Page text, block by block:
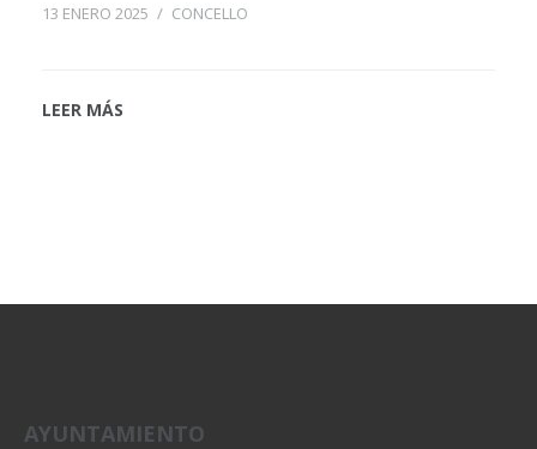
13 ENERO 2025 / CONCELLO
LEER MÁS
AYUNTAMIENTO